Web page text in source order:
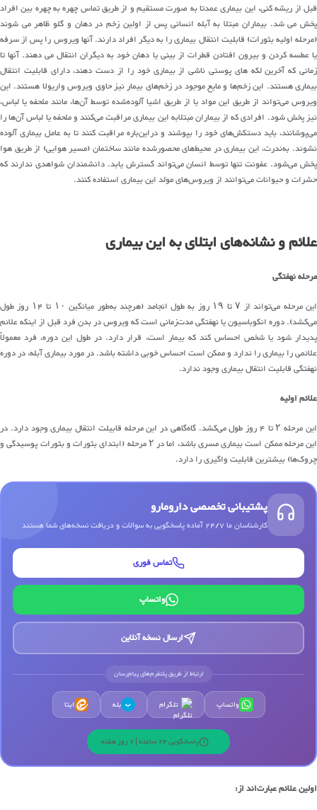
قبل از ریشه کنی، این بیماری عمدتا به صورت مستقیم و از طریق تماس چهره به چهره بین افراد
پخش می شد. بیماران مبتلا به آبله انسانی پس از اولین زخم در دهان و گلو ظاهر می شوند
(مرحله اولیه بثورات) قابلیت انتقال بیماری را به دیگر افراد دارند. آنها ویروس را پس از سرفه
یا عطسه کردن و بیرون افتادن قطرات از بینی یا دهان خود به دیگران انتقال می دهند. آنها تا
زمانی که آخرین لکه های پوستی ناشی از بیماری خود را از دست دهند، دارای قابلیت انتقال
بیماری هستند. این زخم‌ها و مایع موجود در زخم‌های بیمار نیز حاوی ویروس واریولا هستند. این
ویروس می‌تواند از طریق این مواد یا از طریق اشیا آلوده‌شده توسط آن‌ها، مانند ملحفه یا لباس،
نیز پخش شود. افرادی که از بیماران مبتلابه این بیماری مراقبت می‌کنند و ملحفه یا لباس آن‌ها را
می‌پوشانند، باید دستکش‌های خود را بپوشند و دراین‌باره مراقبت کنند تا به عامل بیماری آلوده
نشوند. به‌ندرت، این بیماری در محیط‌های محصورشده مانند ساختمان (مسیر هوایی) از طریق هوا
پخش می‌شود. عفونت تنها توسط انسان می‌تواند گسترش یابد. دانشمندان شواهدی ندارند که
حشرات و حیوانات می‌توانند از ویروس‌های مولد این بیماری استفاده کنند.
علائم و نشانه‌های ابتلای به این بیماری
مرحله نهفتگی
این مرحله می‌تواند از ۷ تا ۱۹ روز به طول انجامد (هرچند به‌طور میانگین ۱۰ تا ۱۴ روز طول
می‌کشد). دوره انکوباسیون یا نهفتگی مدت‌زمانی است که ویروس در بدن فرد قبل از اینکه علائم
پدیدار شود یا شخص احساس کند که بیمار است، قرار دارد. در طول این دوره، فرد معمولاً
علائمی را بیماری را ندارد و ممکن است احساس خوبی داشته باشد. در مورد بیماری آبله، در دوره
نهفتگی قابلیت انتقال بیماری وجود ندارد.
علائم اولیه
این مرحله ۲ تا ۴ روز طول می‌کشد. گاه‌گاهی در این مرحله قابیلت انتقال بیماری وجود دارد. در
این مرحله ممکن است بیماری مسری باشد، اما در ۲ مرحله (ابتدای بثورات و بثورات پوسیدگی و
چروک‌ها) بیشترین قابلیت واگیری را دارد.
پشتیبانی تخصصی دارومارو
کارشناسان ما 24/7 آماده پاسخگویی به سوالات و دریافت نسخه‌های شما هستند
تماس فوری
واتساپ
ارسال نسخه آنلاین
ارتباط از طریق پلتفرم‌های پیام‌رسان
واتساپ تلگرام ب بله ایتا
پاسخگویی 24 ساعته | 7 روز هفته
اولین علائم عبارت‌اند از: